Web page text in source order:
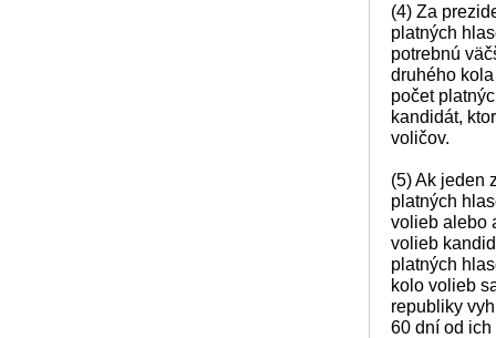
(4) Za
platných
potrebnú
druhého
počet
kandidát,
voličov.
(5) Ak jeden
platných
volieb alebo
volieb
platných
kolo volieb
republiky
60 dní od